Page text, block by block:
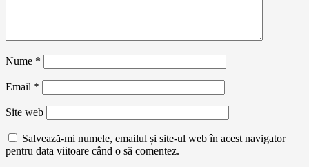
Nume *
Email *
Site web
Salvează-mi numele, emailul și site-ul web în acest navigator
pentru data viitoare când o să comentez.